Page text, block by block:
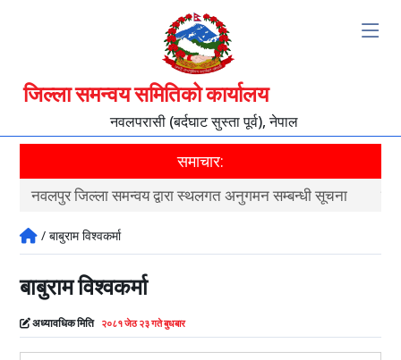
जिल्ला समन्वय समितिको कार्यालय
नवलपरासी (बर्दघाट सुस्ता पूर्व), नेपाल
समाचार:
नवलपुर जिल्ला समन्वय द्वारा स्थलगत अनुगमन सम्बन्धी सूचना
/ बाबुराम विश्वकर्मा
बाबुराम विश्वकर्मा
अध्यावधिक मिति २०८१ जेठ २३ गते बुधबार